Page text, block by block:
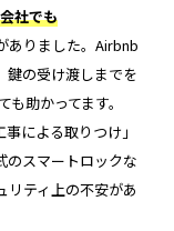
社でも
ありました。Airbnb
鍵の受け渡しまでを
助かってます。
による取りつけ」
のスマートロックな
リティ上の不安があ